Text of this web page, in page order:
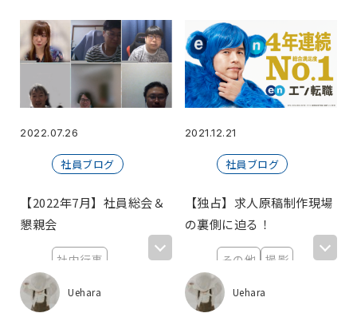
2022.07.26
社員ブログ
【2022年7月】社員総会＆
懇親会
社内行事
懇親会
Uehara
2021.12.21
社員ブログ
【独占】求人原稿制作現場
の裏側に迫る！
その他
撮影
新大阪
Uehara